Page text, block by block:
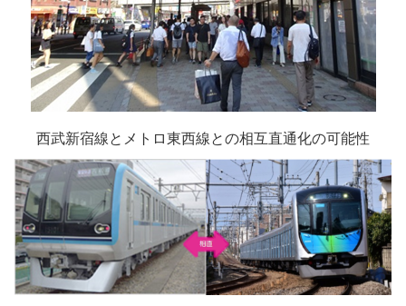
西武新宿線とメトロ東西線との相互直通化の可能性